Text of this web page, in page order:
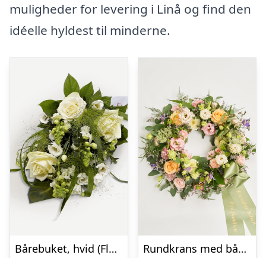
muligheder for levering i Linå og find den
idéelle hyldest til minderne.
Bårebuket, hvid (Floristens kreative valg) med bånd
Rundkrans med bånd – Floristens kreative valg